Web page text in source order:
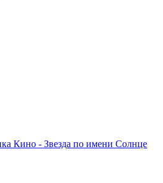
Кино - Звезда по имени Солнце